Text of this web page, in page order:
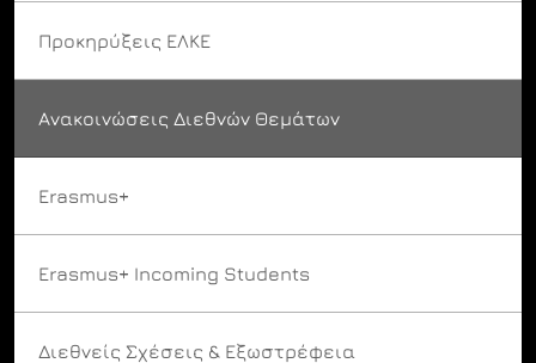
Προκηρύξεις ΕΛΚΕ
Ανακοινώσεις Διεθνών Θεμάτων
Erasmus+
Erasmus+ Incoming Students
Διεθνείς Σχέσεις & Εξωστρέφεια